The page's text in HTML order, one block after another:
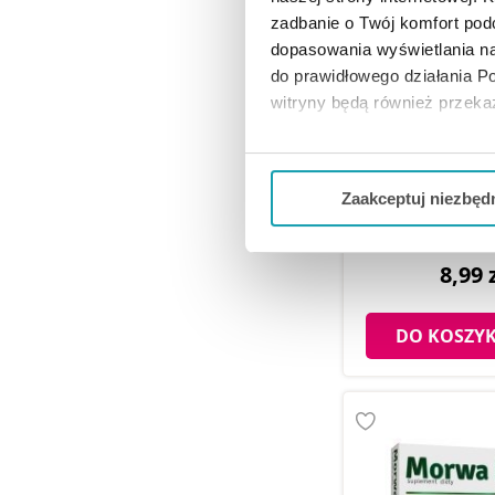
zadbanie o Twój komfort
dopasowania wyświetlania
do prawidłowego działania
witryny będą również
Jeżeli chcesz dostosować
wszystkich funkcjonalności
Zaakceptuj
Alg Pharma
niemowląt,
8,99
DO